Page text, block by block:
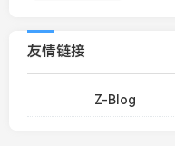
友情链接
Z-Blog